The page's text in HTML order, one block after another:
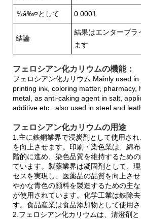
％â‰¤として 0.0001
結論
結果はエンタープラ
ます
フェロシアン化カリウムの機能：
フェロシアン化カリウム Mainly used
printing ink, coloring matter, pharmacy,
metal, as anti-caking agent in salt,
additive etc. also used in steel and
フェロシアン化カリウムの用途
1.主に鉄鋼業界で浸炭剤として使用さ
を向上させます。印刷・染色業は、綿
階的に進め、染色品質を維持するため
ています。製薬業界は凝固剤として、
セスを実現し、医薬品の品質を向上さ
やかな青色の顔料を製造するための主
が使用されています。化学工業は鉄除
す。食品産業は食品添加物として使用さ
2.フェロシアン化カリウムは、清澄剤